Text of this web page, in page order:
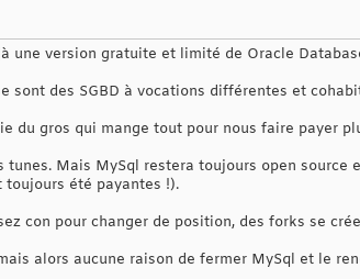
une version gratuite et limité de Oracle
sont des SGBD à vocations différentes et
du gros qui mange tout pour nous faire payer
tunes. Mais MySql restera toujours open
été payantes !).
con pour changer de position, des forks se
alors aucune raison de fermer MySql et le